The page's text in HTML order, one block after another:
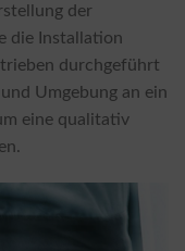
der
die Installation
durchgeführt
Umgebung an ein
eine qualitativ